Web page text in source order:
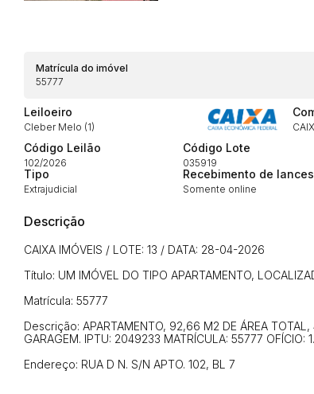
Matrícula do imóvel
55777
Leiloeiro
Cleber Melo (1)
Código Leilão
102/2026
Código Lote
035919
Tipo
Extrajudicial
Recebimento de lances
Somente online
Descrição
CAIXA IMÓVEIS / LOTE: 13 / DATA: 28-04-2026
Título: UM IMÓVEL DO TIPO APARTAMENTO,
Matrícula: 55777
Descrição: APARTAMENTO, 92,66 M2 DE ÁREA
GARAGEM. IPTU: 2049233 MATRÍCULA: 55777 OFÍCIO: 1.
Endereço: RUA D N. S/N APTO. 102, BL 7
Envie sua